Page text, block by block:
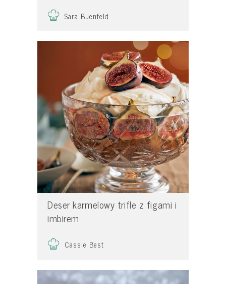
Sara Buenfeld
Deser karmelowy trifle z figami i
imbirem
Cassie Best